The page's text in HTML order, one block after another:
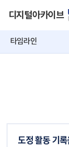
디지털아카이브
타임라인
도정 활동 기